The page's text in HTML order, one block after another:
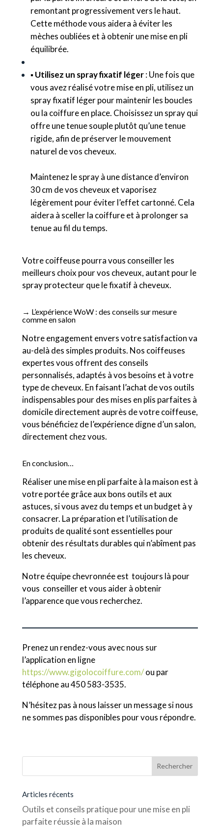
remontant progressivement vers le haut.
Cette méthode vous aidera à éviter les
mèches oubliées et à obtenir une mise en pli
équilibrée.
▪️Utilisez un spray fixatif léger: Une fois que
vous avez réalisé votre mise en pli, utilisez un
spray fixatif léger pour maintenir les boucles
ou la coiffure en place. Choisissez un spray qui
offre une tenue souple plutôt qu’une tenue
rigide, afin de préserver le mouvement
naturel de vos cheveux.
Maintenez le spray à une distance d’environ
30 cm de vos cheveux et vaporisez
légèrement pour éviter l’effet cartonné. Cela
aidera à sceller la coiffure et à prolonger sa
tenue au fil du temps.
Votre coiffeuse pourra vous conseiller les
meilleurs choix pour vos cheveux, autant pour le
spray protecteur que le fixatif à cheveux.
→ L’expérience WoW : des conseils sur mesure
comme en salon
Notre engagement envers votre satisfaction va
au-delà des simples produits. Nos coiffeuses
expertes vous offrent des conseils
personnalisés, adaptés à vos besoins et à votre
type de cheveux. En faisant l’achat de vos outils
indispensables pour des mises en plis parfaites à
domicile directement auprès de votre coiffeuse,
vous bénéficiez de l’expérience digne d’un salon,
directement chez vous.
En conclusion…
Réaliser une mise en pli parfaite à la maison est à
votre portée grâce aux bons outils et aux
astuces, si vous avez du temps et un budget à y
consacrer. La préparation et l’utilisation de
produits de qualité sont essentielles pour
obtenir des résultats durables qui n’abîment pas
les cheveux.
Notre équipe chevronnée est toujours là pour
vous conseiller et vous aider à obtenir
l’apparence que vous recherchez.
Prenez un rendez-vous avec nous sur
l’application en ligne
https://www.gigolocoiffure.com/ou par
téléphone au 450 583-3535.
N’hésitez pas à nous laisser un message si nous
ne sommes pas disponibles pour vous répondre.
Articles récents
Outils et conseils pratique pour une mise en pli
parfaite réussie à la maison